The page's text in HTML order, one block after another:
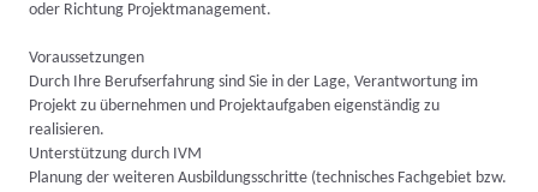
oder Richtung Projektmanagement.
Voraussetzungen
Durch Ihre Berufserfahrung sind Sie in der Lage, Verantwortung im
Projekt zu übernehmen und Projektaufgaben eigenständig zu
realisieren.
Unterstützung durch IVM
Planung der weiteren Ausbildungsschritte (technisches Fachgebiet bzw.